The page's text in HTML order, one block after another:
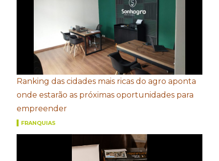
Ranking das cidades mais ricas do agro aponta
onde estarão as próximas oportunidades para
empreender
FRANQUIAS